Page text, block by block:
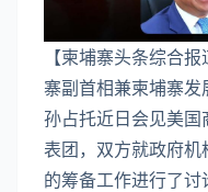
【柬埔寨头条综合
寨副首相兼柬埔寨
孙占托近日会见美
表团，双方就政府
的筹备工作进行了讨